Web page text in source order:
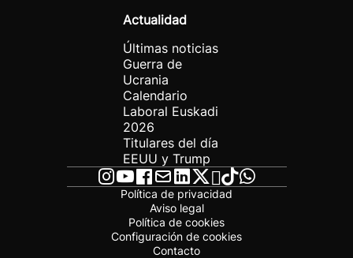
Actualidad
Últimas noticias
Guerra de
Ucrania
Calendario
Laboral Euskadi
2026
Titulares del día
EEUU y Trump
Política de privacidad
Aviso legal
Política de cookies
Configuración de cookies
Contacto